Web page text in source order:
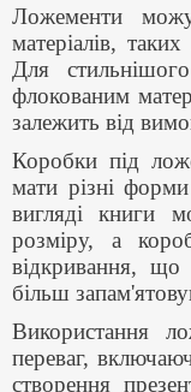
Ложементи
матеріалів,
Для
флокованим
залежить від
Коробки під
мати різні
вигляді книги
розміру, а
відкривання,
більш
Використання
переваг,
створення